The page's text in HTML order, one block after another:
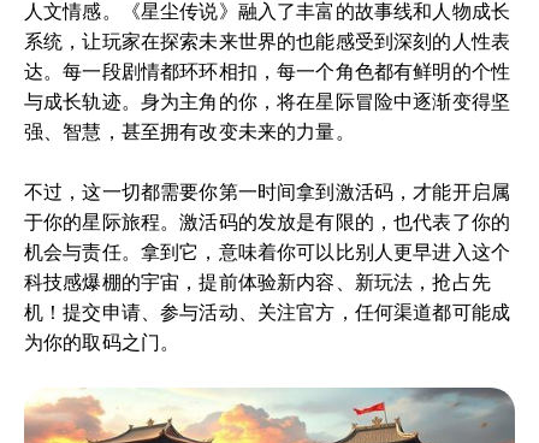
人文情感。《星尘传说》融入了丰富的故事线和人物成长
系统，让玩家在探索未来世界的也能感受到深刻的人性表
达。每一段剧情都环环相扣，每一个角色都有鲜明的个性
与成长轨迹。身为主角的你，将在星际冒险中逐渐变得坚
强、智慧，甚至拥有改变未来的力量。
不过，这一切都需要你第一时间拿到激活码，才能开启属
于你的星际旅程。激活码的发放是有限的，也代表了你的
机会与责任。拿到它，意味着你可以比别人更早进入这个
科技感爆棚的宇宙，提前体验新内容、新玩法，抢占先
机！提交申请、参与活动、关注官方，任何渠道都可能成
为你的取码之门。